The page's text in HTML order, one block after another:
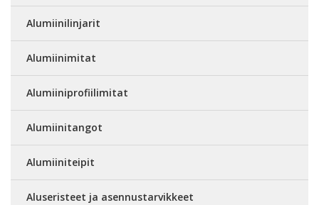
Alumiinilinjarit
Alumiinimitat
Alumiiniprofiilimitat
Alumiinitangot
Alumiiniteipit
Aluseristeet ja asennustarvikkeet